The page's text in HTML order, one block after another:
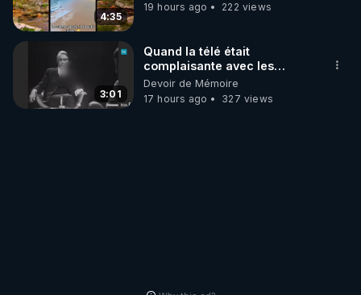
4:35
19 hours ago
222 views
3:01
Quand la télé était
complaisante avec les
pédophiles
Devoir de Mémoire
17 hours ago
327 views